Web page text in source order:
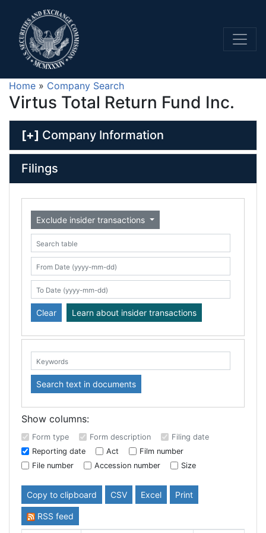
Home » Company Search
Virtus Total Return Fund Inc.
[+] Company Information
Filings
Exclude insider transactions
Search table
From Date (yyyy-mm-dd)
To Date (yyyy-mm-dd)
Clear Learn about insider transactions
Keywords: Search text in documents
Show columns:
Form type Form description
Filing date
Reporting date
Act
Film number
File number
Accession number Size
Copy to clipboard CSV Excel Print
RSS feed